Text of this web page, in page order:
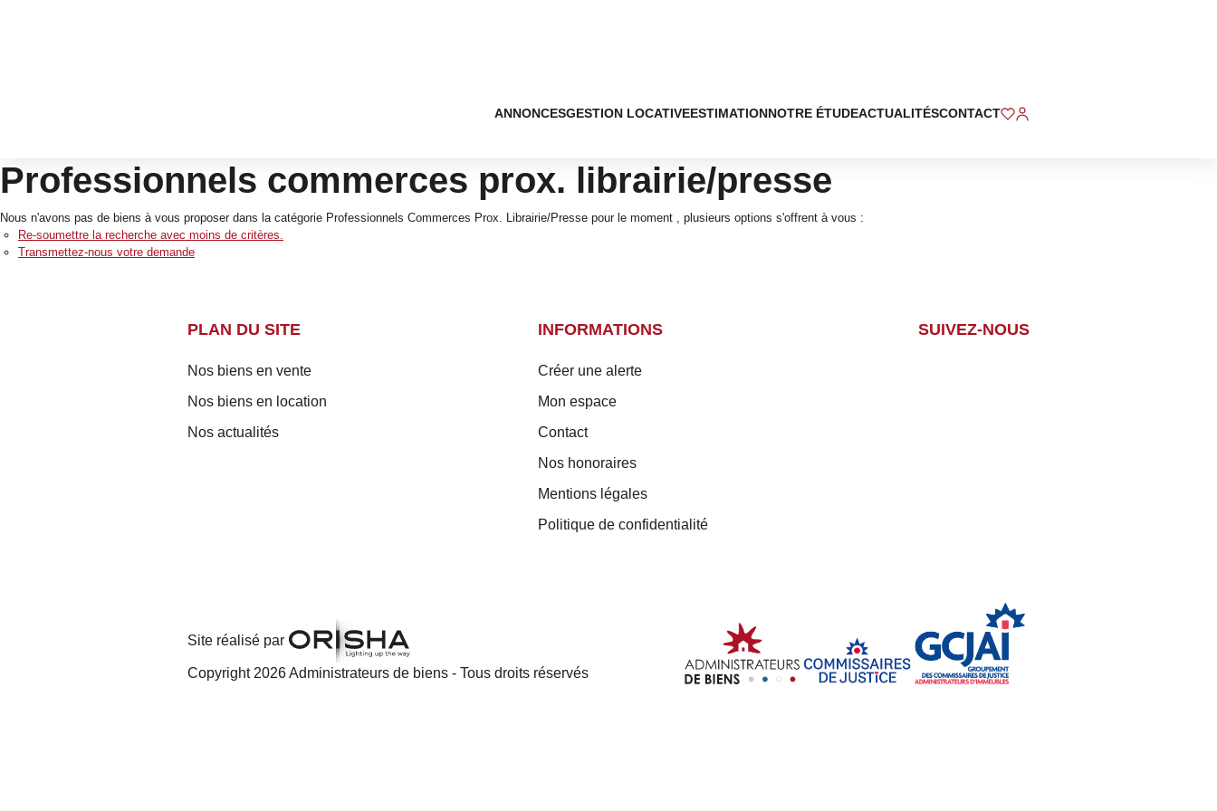
ANNONCESGESTION LOCATIVEESTIMATIONNOTRE ÉTUDEACTUALITÉSCONTACT
Professionnels commerces prox. librairie/presse
Nous n'avons pas de biens à vous proposer dans la catégorie Professionnels Commerces Prox. Librairie/Presse pour le moment , plusieurs options s'offrent à vous :
Re-soumettre la recherche avec moins de critères.
Transmettez-nous votre demande
PLAN DU SITE
Nos biens en vente
Nos biens en location
Nos actualités
INFORMATIONS
Créer une alerte
Mon espace
Contact
Nos honoraires
Mentions légales
Politique de confidentialité
SUIVEZ-NOUS
Site réalisé par
Copyright 2026 Administrateurs de biens - Tous droits réservés